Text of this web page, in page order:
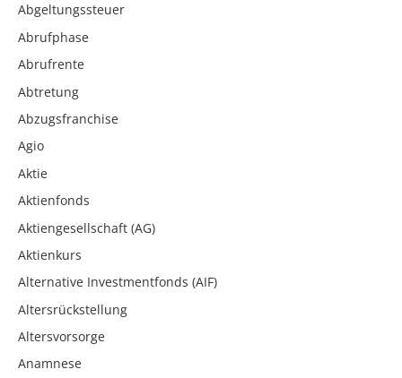
Abgeltungssteuer
Abrufphase
Abrufrente
Abtretung
Abzugsfranchise
Agio
Aktie
Aktienfonds
Aktiengesellschaft (AG)
Aktienkurs
Alternative Investmentfonds (AIF)
Altersrückstellung
Altersvorsorge
Anamnese